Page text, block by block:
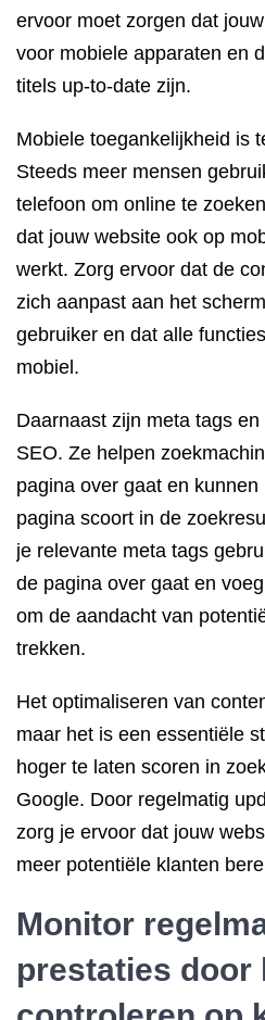
ervoor moet zorgen dat
voor mobiele apparaten en
titels up-to-date zijn.
Mobiele toegankelijkheid is
Steeds meer mensen
telefoon om online te
dat jouw website ook op
werkt. Zorg ervoor dat de
zich aanpast aan het
gebruiker en dat alle
mobiel.
Daarnaast zijn meta tags
SEO. Ze helpen
pagina over gaat en
pagina scoort in de
je relevante meta tags
de pagina over gaat en
om de aandacht van
trekken.
Het optimaliseren van
maar het is een essentiële
hoger te laten scoren in
Google. Door regelmatig
zorg je ervoor dat jouw
meer potentiële klanten
Monitor
prestaties door